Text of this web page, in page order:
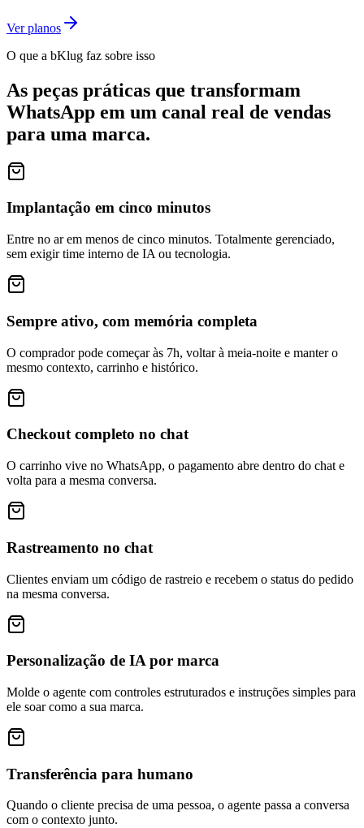
Ver planos
O que a bKlug faz sobre isso
As peças práticas que transformam
WhatsApp em um canal real de vendas
para uma marca.
Implantação em cinco minutos
Entre no ar em menos de cinco minutos. Totalmente gerenciado,
sem exigir time interno de IA ou tecnologia.
Sempre ativo, com memória completa
O comprador pode começar às 7h, voltar à meia-noite e manter o
mesmo contexto, carrinho e histórico.
Checkout completo no chat
O carrinho vive no WhatsApp, o pagamento abre dentro do chat e
volta para a mesma conversa.
Rastreamento no chat
Clientes enviam um código de rastreio e recebem o status do pedido
na mesma conversa.
Personalização de IA por marca
Molde o agente com controles estruturados e instruções simples para
ele soar como a sua marca.
Transferência para humano
Quando o cliente precisa de uma pessoa, o agente passa a conversa
com o contexto junto.